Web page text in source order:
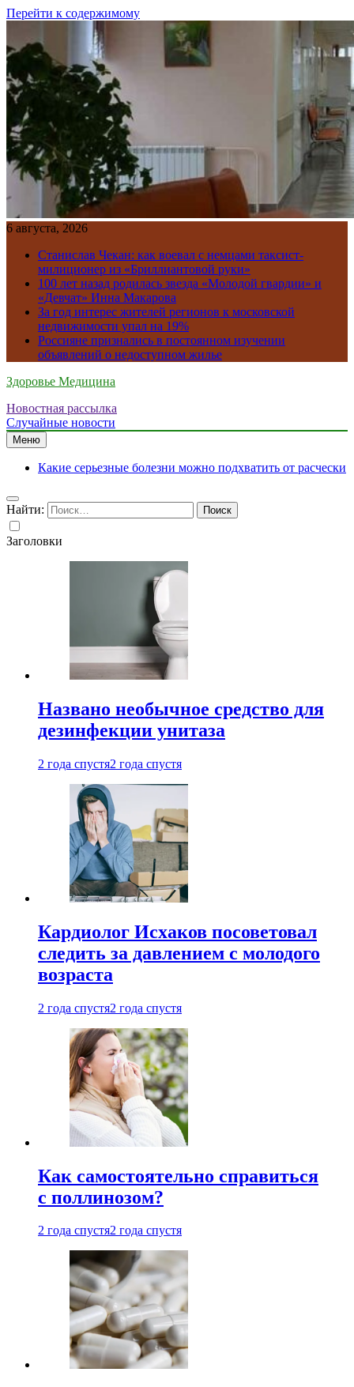
Перейти к содержимому
6 августа, 2026
Станислав Чекан: как воевал с немцами таксист-
милиционер из «Бриллиантовой руки»
100 лет назад родилась звезда «Молодой гвардии» и
«Девчат» Инна Макарова
За год интерес жителей регионов к московской
недвижимости упал на 19%
Россияне признались в постоянном изучении
объявлений о недоступном жилье
Здоровье Медицина
Новостная рассылка
Случайные новости
Меню
Какие серьезные болезни можно подхватить от расчески
Найти:
Заголовки
Названо необычное средство для
дезинфекции унитаза
2 года спустя2 года спустя
Кардиолог Исхаков посоветовал
следить за давлением с молодого
возраста
2 года спустя2 года спустя
Как самостоятельно справиться
с поллинозом?
2 года спустя2 года спустя